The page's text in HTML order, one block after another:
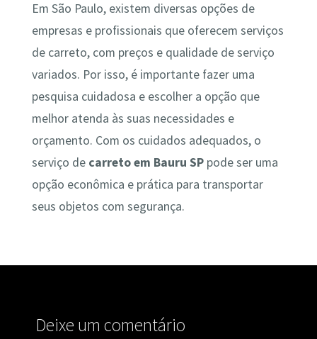
Em São Paulo, existem diversas opções de
empresas e profissionais que oferecem serviços
de carreto, com preços e qualidade de serviço
variados. Por isso, é importante fazer uma
pesquisa cuidadosa e escolher a opção que
melhor atenda às suas necessidades e
orçamento. Com os cuidados adequados, o
serviço de carreto em Bauru SPpode ser uma
opção econômica e prática para transportar
seus objetos com segurança.
Deixe um comentário